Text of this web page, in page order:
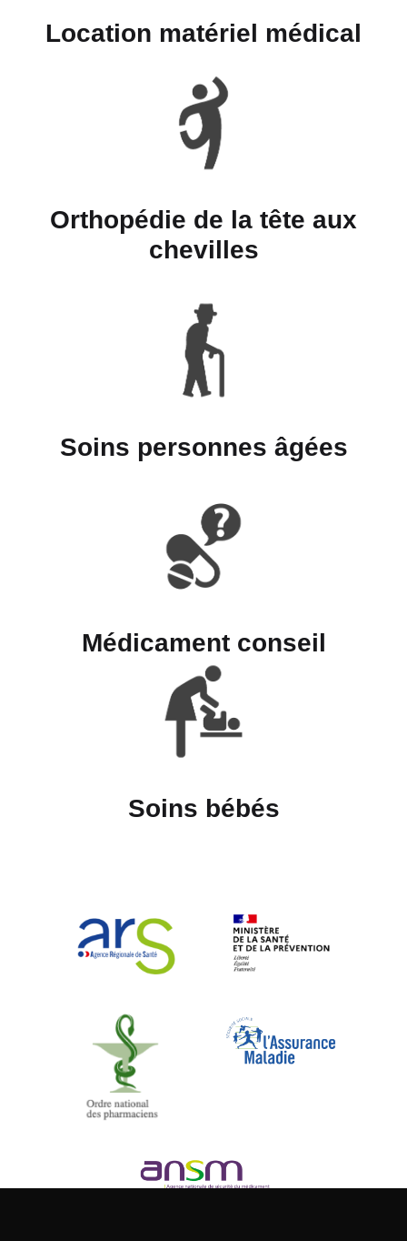
Location matériel médical
Orthopédie de la tête aux
chevilles
Soins personnes âgées
Médicament conseil
Soins bébés